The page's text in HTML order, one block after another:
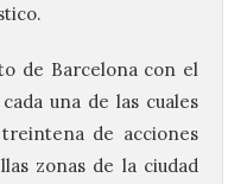
de Barcelona con el
una de las cuales
de acciones
zonas de la ciudad